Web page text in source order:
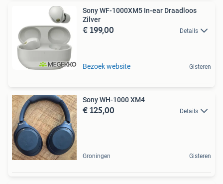
Sony WF-1000XM5 In-ear Draadloos
Zilver
€ 199,00 Details
Bezoek website Gisteren
Sony WH-1000 XM4
€ 125,00 Details
Groningen Gisteren